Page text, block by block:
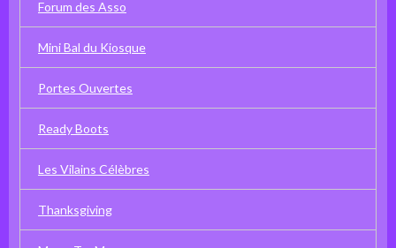
Forum des Asso
Mini Bal du Kiosque
Portes Ouvertes
Ready Boots
Les Vilains Célèbres
Thanksgiving